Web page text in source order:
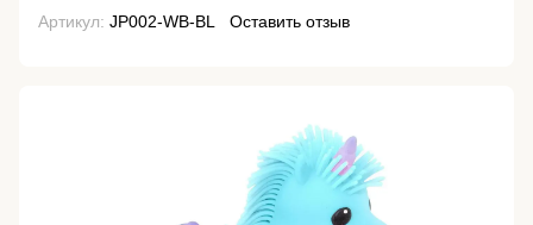
Артикул: JP002-WB-BL Оставить отзыв